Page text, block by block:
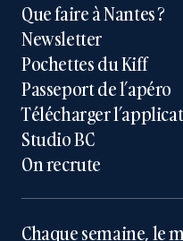
Que faire à Nantes ?
Newsletter
Pochettes du Kiff
Passeport de l’apéro
Télécharger
Studio BC
On recrute
Chaque semaine, le